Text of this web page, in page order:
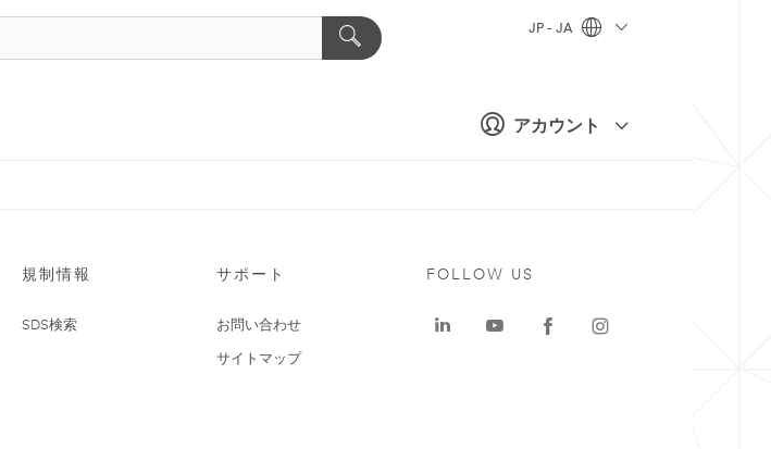
アカウント
JP - JA
規制情報
SDS検索
サポート
お問い合わせ
サイトマップ
FOLLOW US